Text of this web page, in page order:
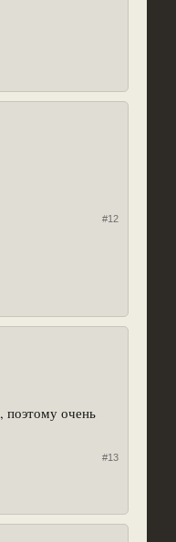
#12
поэтому очень
#13